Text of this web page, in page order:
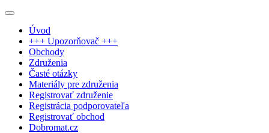
Úvod
+++ Upozorňovač +++
Obchody
Združenia
Časté otázky
Materiály pre združenia
Registrovať združenie
Registrácia podporovateľa
Registrovať obchod
Dobromat.cz